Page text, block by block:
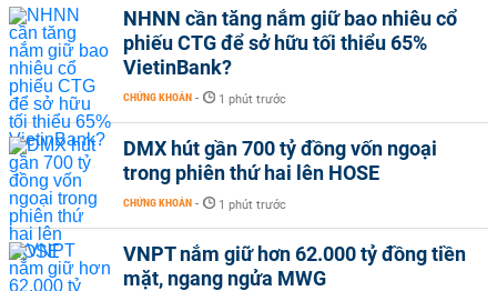
NHNN cần tăng nắm giữ bao nhiêu cổ
phiếu CTG để sở hữu tối thiểu 65%
VietinBank?
CHỨNG KHOÁN - 1 phút trước
DMX hút gần 700 tỷ đồng vốn ngoại
trong phiên thứ hai lên HOSE
CHỨNG KHOÁN - 1 phút trước
VNPT nắm giữ hơn 62.000 tỷ đồng tiền
mặt, ngang ngửa MWG